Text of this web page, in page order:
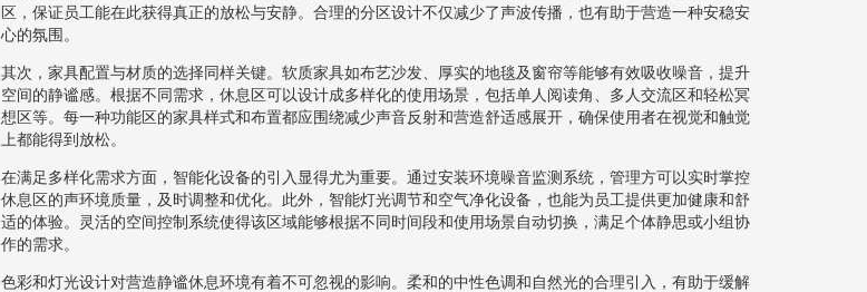
区，保证员工能在此获得真正的放松与安静。合理的分区设计不仅减少了声波传播，也有助于营造一种安稳安
心的氛围。
其次，家具配置与材质的选择同样关键。软质家具如布艺沙发、厚实的地毯及窗帘等能够有效吸收噪音，提升
空间的静谧感。根据不同需求，休息区可以设计成多样化的使用场景，包括单人阅读角、多人交流区和轻松冥
想区等。每一种功能区的家具样式和布置都应围绕减少声音反射和营造舒适感展开，确保使用者在视觉和触觉
上都能得到放松。
在满足多样化需求方面，智能化设备的引入显得尤为重要。通过安装环境噪音监测系统，管理方可以实时掌控
休息区的声环境质量，及时调整和优化。此外，智能灯光调节和空气净化设备，也能为员工提供更加健康和舒
适的体验。灵活的空间控制系统使得该区域能够根据不同时间段和使用场景自动切换，满足个体静思或小组协
作的需求。
色彩和灯光设计对营造静谧休息环境有着不可忽视的影响。柔和的中性色调和自然光的合理引入，有助于缓解